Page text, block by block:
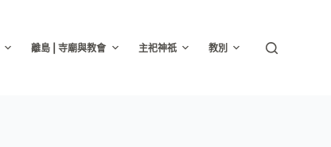
離島 | 寺廟與教會 主祀神祇 教別